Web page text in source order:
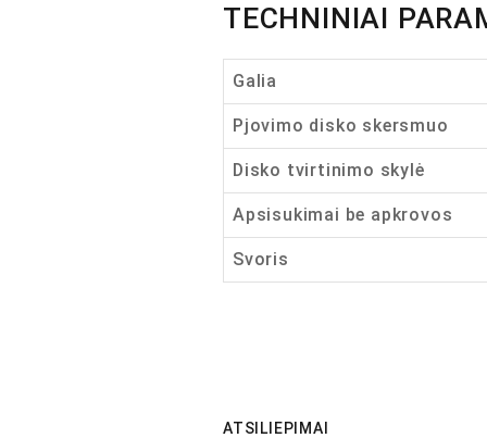
TECHNINIAI
Galia
Pjovimo disko skersmuo
Disko tvirtinimo skylė
Apsisukimai be apkrovos
Svoris
ATSILIEPIMAI